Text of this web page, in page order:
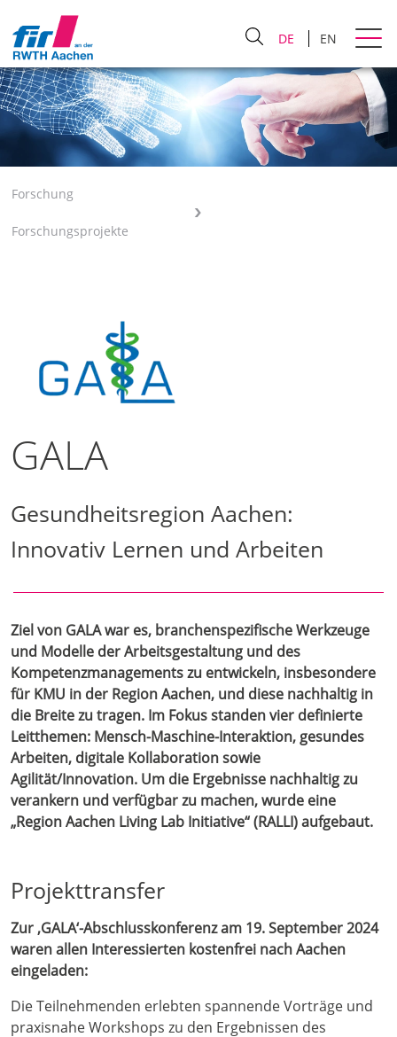
DE EN
Forschung
Forschungsprojekte
GALA
Gesundheitsregion Aachen:
Innovativ Lernen und Arbeiten
Ziel von GALA war es, branchenspezifische Werkzeuge
und Modelle der Arbeitsgestaltung und des
Kompetenzmanagements zu entwickeln, insbesondere
für KMU in der Region Aachen, und diese nachhaltig in
die Breite zu tragen. Im Fokus standen vier definierte
Leitthemen: Mensch-Maschine-Interaktion, gesundes
Arbeiten, digitale Kollaboration sowie
Agilität/Innovation. Um die Ergebnisse nachhaltig zu
verankern und verfügbar zu machen, wurde eine
„Region Aachen Living Lab Initiative“ (RALLI) aufgebaut.
Projekttransfer
Zur ‚GALA‘-Abschlusskonferenz am 19. September 2024
waren allen Interessierten kostenfrei nach Aachen
eingeladen:
Die Teilnehmenden erlebten spannende Vorträge und
praxisnahe Workshops zu den Ergebnissen des